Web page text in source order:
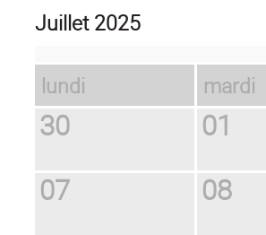
juillet 2025
lundi mardi
30 01
07
08